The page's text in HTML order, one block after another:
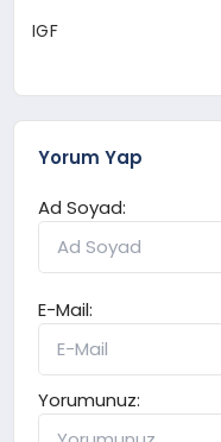
IGF
Yorum Yap
Ad Soyad:
E-Mail:
Yorumunuz: